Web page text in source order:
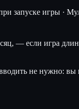
запуске игры ·
— если игра
не нужно: